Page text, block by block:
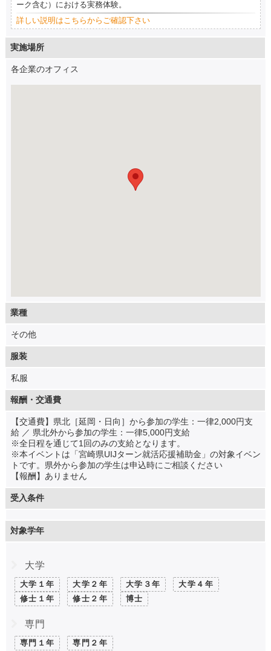
ーク含む）における実務体験。
詳しい説明はこちらからご確認下さい
実施場所
各企業のオフィス
業種
その他
服装
私服
報酬・交通費
【交通費】県北［延岡・日向］から参加の学生：一律2,000円支
給 ／ 県北外から参加の学生：一律5,000円支給
※全日程を通じて1回のみの支給となります。
※本イベントは「宮崎県UIJターン就活応援補助金」の対象イベン
トです。県外から参加の学生は申込時にご相談ください
【報酬】ありません
受入条件
対象学年
大学
大学１年 大学２年 大学３年
大学４年
修士１年
修士２年 博士
専門
専門１年 専門２年